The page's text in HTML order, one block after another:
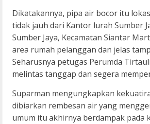
Dikatakannya, pipa air bocor itu
tidak jauh dari Kantor lurah Sumber
Sumber Jaya, Kecamatan Siantar
area rumah pelanggan dan jelas
Seharusnya petugas Perumda
melintas tanggap dan segera
Suparman mengungkapkan
dibiarkan rembesan air yang
umum itu akhirnya berdampak pada